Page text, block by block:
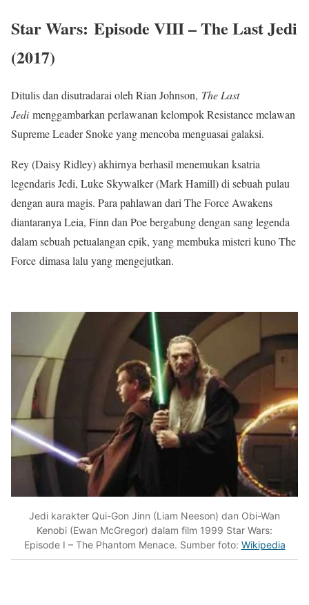
Star Wars: Episode VIII – The Last Jedi
(2017)
Ditulis dan disutradarai oleh Rian Johnson, The Last
Jedimenggambarkan perlawanan kelompok Resistance melawan
Supreme Leader Snoke yang mencoba menguasai galaksi.
Rey (Daisy Ridley) akhirnya berhasil menemukan ksatria
legendaris Jedi, Luke Skywalker (Mark Hamill) di sebuah pulau
dengan aura magis. Para pahlawan dari The Force Awakens
diantaranya Leia, Finn dan Poe bergabung dengan sang legenda
dalam sebuah petualangan epik, yang membuka misteri kuno The
Force dimasa lalu yang mengejutkan.
Jedi karakter Qui-Gon Jinn (Liam Neeson) dan Obi-Wan
Kenobi (Ewan McGregor) dalam film 1999 Star Wars:
Episode I – The Phantom Menace. Sumber foto: Wikipedia